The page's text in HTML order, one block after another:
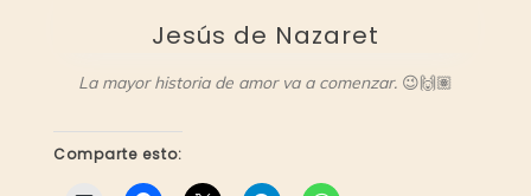
Jesús de Nazaret
La mayor historia de amor va a comenzar. 😉🙌🏽
Comparte esto: